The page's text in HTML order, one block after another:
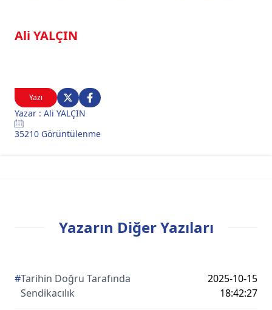
Yazı
Yazar : Ali YALÇIN
35210 Görüntülenme
Ali YALÇIN
Yazarın Diğer Yazıları
#Tarihin Doğru Tarafında
Sendikacılık
2025-10-15
18:42:27